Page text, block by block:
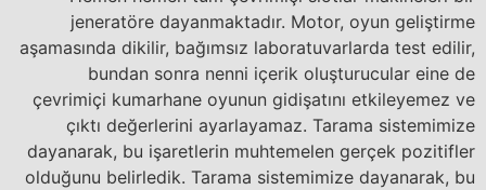
jeneratöre dayanmaktadır. Motor, oyun geliştirme
aşamasında dikilir, bağımsız laboratuvarlarda test edilir,
bundan sonra nenni içerik oluşturucular eine de
çevrimiçi kumarhane oyunun gidişatını etkileyemez ve
çıktı değerlerini ayarlayamaz. Tarama sistemimize
dayanarak, bu işaretlerin muhtemelen gerçek pozitifler
olduğunu belirledik. Tarama sistemimize dayanarak, bu